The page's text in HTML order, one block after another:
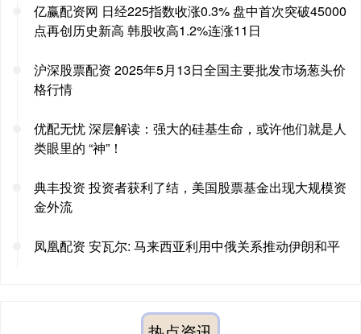
亿赢配资网 日经225指数收涨0.3% 盘中首次突破45000
点再创历史新高 韩股收高1.2%连涨11日
沪深股票配资 2025年5月13日全国主要批发市场葱头价
格行情
优配无忧 深层解读：强大的硅基生命，或许他们就是人
类眼里的 “神”！
典丰投资 投资者获利了结，美国股票基金出现大规模资
金外流
凤凰配资 安瓦尔: 马来西亚利用中俄关系推动伊朗和平